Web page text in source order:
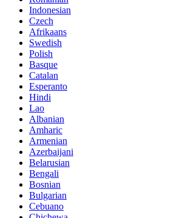
Indonesian
Czech
Afrikaans
Swedish
Polish
Basque
Catalan
Esperanto
Hindi
Lao
Albanian
Amharic
Armenian
Azerbaijani
Belarusian
Bengali
Bosnian
Bulgarian
Cebuano